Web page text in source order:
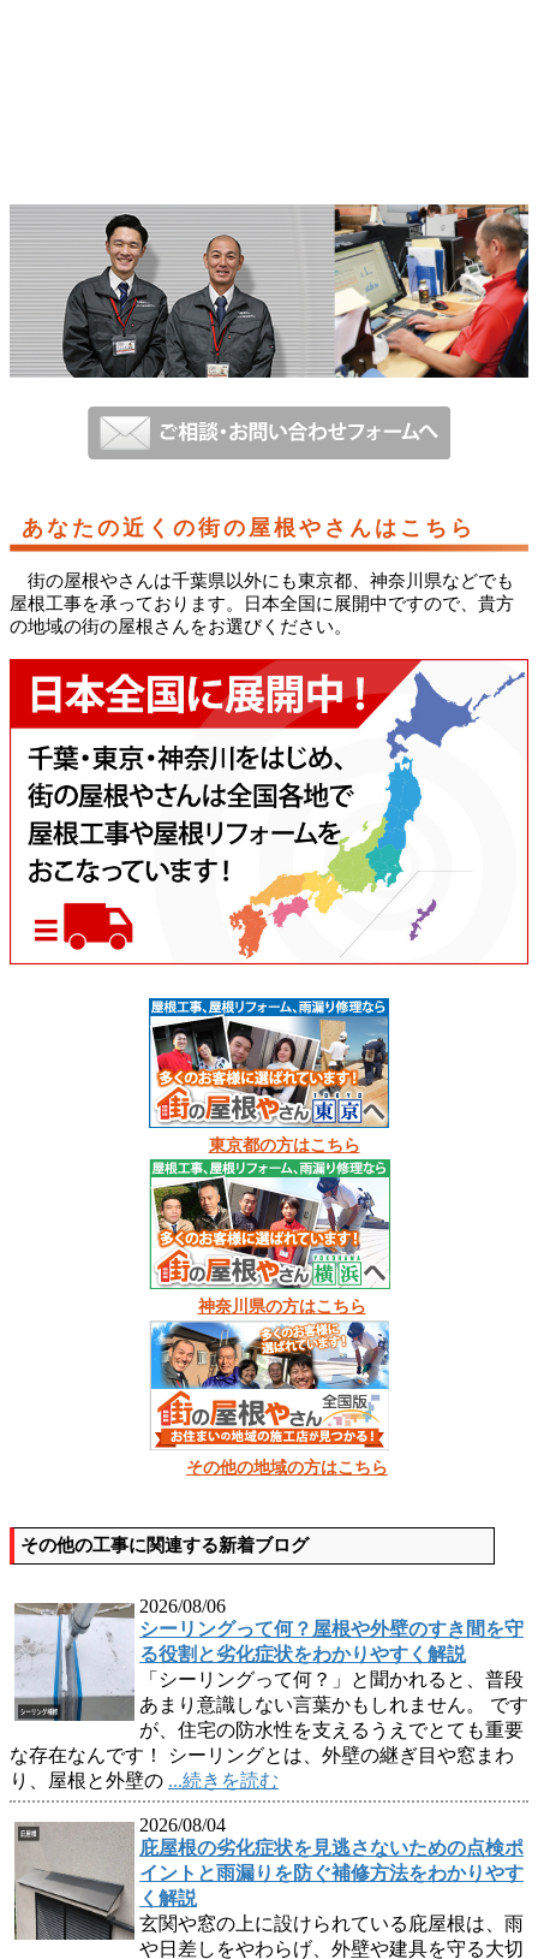
あなたの近くの街の屋根やさんはこちら
街の屋根やさんは千葉県以外にも東京都、神奈川県などでも
屋根工事を承っております。日本全国に展開中ですので、貴方
の地域の街の屋根さんをお選びください。
東京都の方はこちら
神奈川県の方はこちら
その他の地域の方はこちら
その他の工事に関連する新着ブログ
2026/08/06
シーリングって何？屋根や外壁のすき間を守
る役割と劣化症状をわかりやすく解説
「シーリングって何？」と聞かれると、普段
あまり意識しない言葉かもしれません。 です
が、住宅の防水性を支えるうえでとても重要
な存在なんです！ シーリングとは、外壁の継ぎ目や窓まわ
り、屋根と外壁の ...続きを読む
2026/08/04
庇屋根の劣化症状を見逃さないための点検ポ
イントと雨漏りを防ぐ補修方法をわかりやす
く解説
玄関や窓の上に設けられている庇屋根は、雨
や日差しをやわらげ、外壁や建具を守る大切